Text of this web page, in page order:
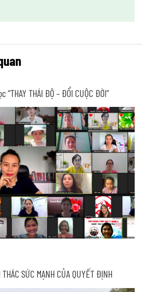
THÁI ĐỘ – ĐỔI CUỘC ĐỜI”
SỨC MẠNH CỦA QUYẾT ĐỊNH